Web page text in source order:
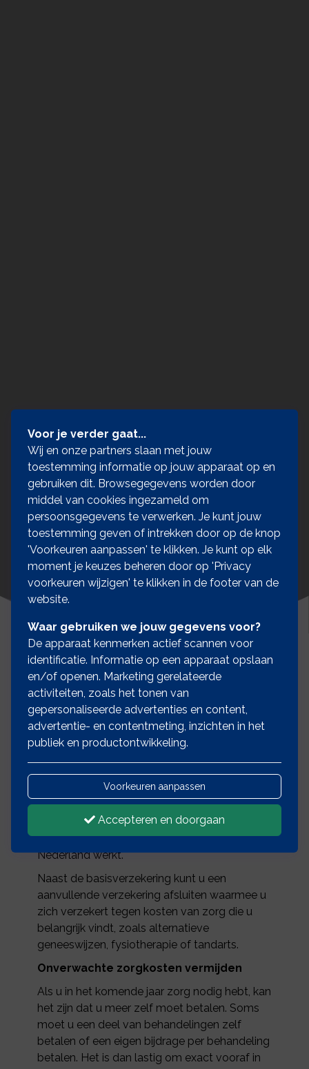
Wat kunt u nog meer doen
naast uw
basisverzekering?
De basisverzekering is een wettelijk verplichte
zorgverzekering voor iedere Nederlander. De
basisverzekering is ook verplicht voor
iedereen die in het buitenland woont maar in
Nederland werkt.
Naast de basisverzekering kunt u een
aanvullende verzekering afsluiten waarmee u
zich verzekert tegen kosten van zorg die u
belangrijk vindt, zoals alternatieve
geneeswijzen, fysiotherapie of tandarts.
Onverwachte zorgkosten vermijden
Als u in het komende jaar zorg nodig hebt, kan
het zijn dat u meer zelf moet betalen. Soms
moet u een deel van behandelingen zelf
betalen of een eigen bijdrage per behandeling
betalen. Het is dan lastig om exact vooraf in
Voor je verder gaat...
Wij en onze partners slaan met jouw
toestemming informatie op jouw apparaat op en
gebruiken dit. Browsegegevens worden door
middel van cookies ingezameld om
persoonsgegevens te verwerken. Je kunt jouw
toestemming geven of intrekken door op de knop
'Voorkeuren aanpassen' te klikken. Je kunt op elk
moment je keuzes beheren door op 'Privacy
voorkeuren wijzigen' te klikken in de footer van de
website.
Waar gebruiken we jouw gegevens voor?
De apparaat kenmerken actief scannen voor
identificatie. Informatie op een apparaat opslaan
en/of openen. Marketing gerelateerde
activiteiten, zoals het tonen van
gepersonaliseerde advertenties en content,
advertentie- en contentmeting, inzichten in het
publiek en productontwikkeling.
Voorkeuren aanpassen
Accepteren en doorgaan